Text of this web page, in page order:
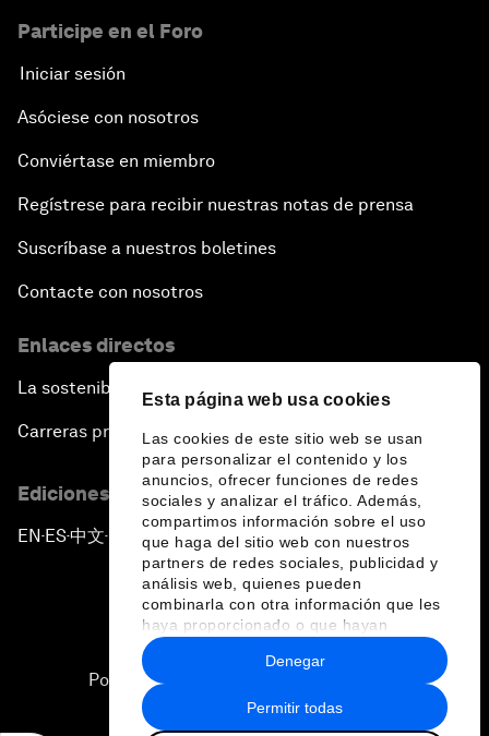
Esta página web usa cookies
Las cookies de este sitio web se usan
para personalizar el contenido y los
anuncios, ofrecer funciones de redes
sociales y analizar el tráfico. Además,
compartimos información sobre el uso
que haga del sitio web con nuestros
partners de redes sociales, publicidad y
análisis web, quienes pueden
combinarla con otra información que les
haya proporcionado o que hayan
recopilado a partir del uso que haya
hecho de sus servicios.
Permitir todas
Denegar
Participe en el Foro
Iniciar sesión
Asóciese con nosotros
Conviértase en miembro
Regístrese para recibir nuestras notas de prensa
Suscríbase a nuestros boletines
Contacte con nosotros
Enlaces directos
La sostenibilidad en el Foro
Carreras profesionales
Ediciones en otros idiomas
EN ▪ES▪中文▪ 日本語
Política de privacidad y normas de uso
Sitemap